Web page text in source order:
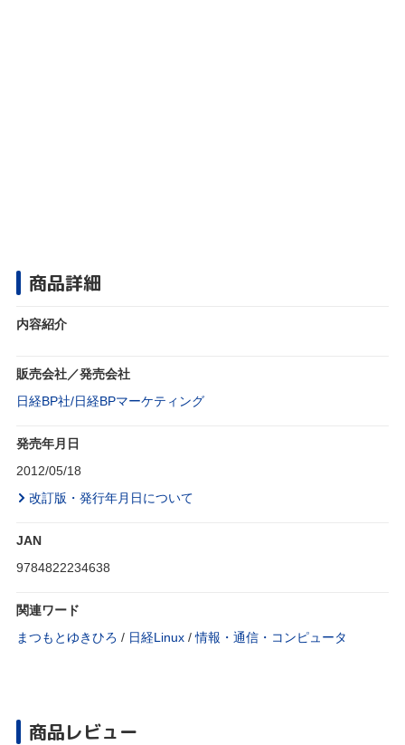
商品詳細
内容紹介
販売会社／発売会社
日経BP社/日経BPマーケティング
発売年月日
2012/05/18
改訂版・発行年月日について
JAN
9784822234638
関連ワード
まつもとゆきひろ / 日経Linux /情報・通信・コンピュータ
商品レビュー